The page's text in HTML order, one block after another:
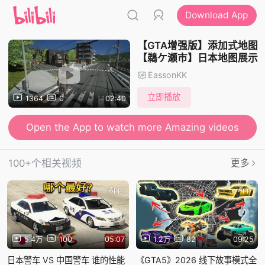
Download App
1364 0 02:40
【GTA增强版】添加式地图
【鵜ケ瀬市】日本地图展示
EassonKK
立即播放
Open the App to watch more Amazing videos
100+个相关视频 更多
5.4万 100 05:07
App
日本警车 VS 中国警车 谁的性能
1.2万 82 09:25
App
《GTA5》2026 线下故事模式全